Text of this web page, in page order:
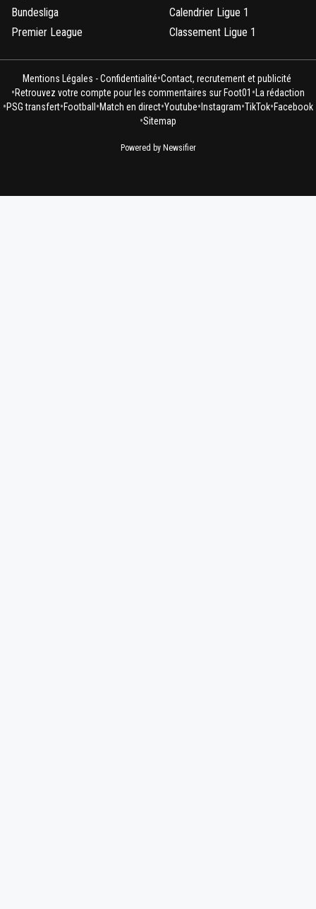
Bundesliga
Premier League
Calendrier Ligue 1
Classement Ligue 1
Mentions Légales - Confidentialité•Contact, recrutement et publicité
•Retrouvez votre compte pour les commentaires sur Foot01 • La rédaction
•PSG transfert•Football •Match en direct•Youtube• Instagram•TikTok•Facebook
•Sitemap
Powered by Newsifier